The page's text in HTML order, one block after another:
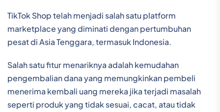
TikTok Shop telah menjadi salah satu platform
marketplace yang diminati dengan pertumbuhan
pesat di Asia Tenggara, termasuk Indonesia.
Salah satu fitur menariknya adalah kemudahan
pengembalian dana yang memungkinkan pembeli
menerima kembali uang mereka jika terjadi masalah
seperti produk yang tidak sesuai, cacat, atau tidak